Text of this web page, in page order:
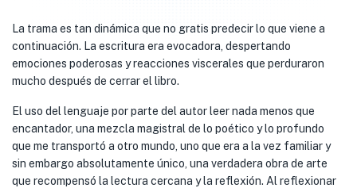
La trama es tan dinámica que no gratis predecir lo que viene a
continuación. La escritura era evocadora, despertando
emociones poderosas y reacciones viscerales que perduraron
mucho después de cerrar el libro.
El uso del lenguaje por parte del autor leer nada menos que
encantador, una mezcla magistral de lo poético y lo profundo
que me transportó a otro mundo, uno que era a la vez familiar y
sin embargo absolutamente único, una verdadera obra de arte
que recompensó la lectura cercana y la reflexión. Al reflexionar